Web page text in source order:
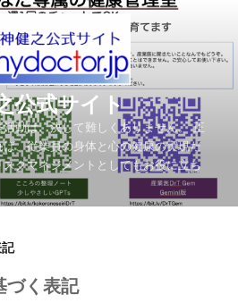
公式サイト
動は、決して難しくありません。 正
、従業員の身体と心の健康の実現だ
クマネジメントとしてもお役に立ち
づく表記